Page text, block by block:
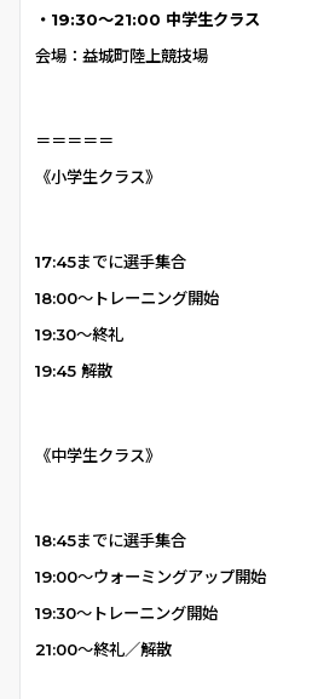
・19:30〜21:00 中学生クラス
会場：益城町陸上競技場
＝＝＝＝＝
《小学生クラス》
17:45までに選手集合
18:00〜トレーニング開始
19:30〜終礼
19:45 解散
《中学生クラス》
18:45までに選手集合
19:00〜ウォーミングアップ開始
19:30〜トレーニング開始
21:00〜終礼／解散